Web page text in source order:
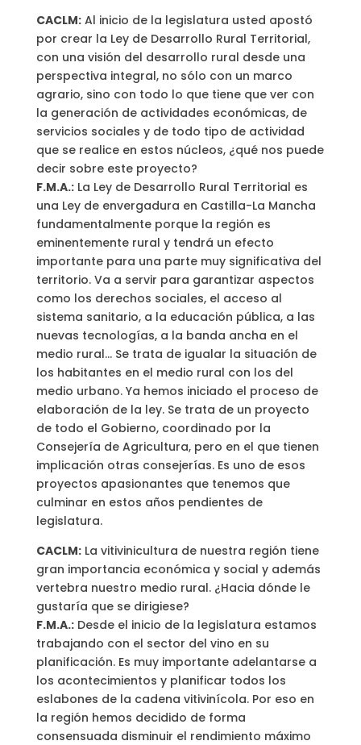
CACLM:Al inicio de la legislatura usted apostó
por crear la Ley de Desarrollo Rural Territorial,
con una visión del desarrollo rural desde una
perspectiva integral, no sólo con un marco
agrario, sino con todo lo que tiene que ver con
la generación de actividades económicas, de
servicios sociales y de todo tipo de actividad
que se realice en estos núcleos, ¿qué nos puede
decir sobre este proyecto?
F.M.A.:La Ley de Desarrollo Rural Territorial es
una Ley de envergadura en Castilla-La Mancha
fundamentalmente porque la región es
eminentemente rural y tendrá un efecto
importante para una parte muy significativa del
territorio. Va a servir para garantizar aspectos
como los derechos sociales, el acceso al
sistema sanitario, a la educación pública, a las
nuevas tecnologías, a la banda ancha en el
medio rural… Se trata de igualar la situación de
los habitantes en el medio rural con los del
medio urbano. Ya hemos iniciado el proceso de
elaboración de la ley. Se trata de un proyecto
de todo el Gobierno, coordinado por la
Consejería de Agricultura, pero en el que tienen
implicación otras consejerías. Es uno de esos
proyectos apasionantes que tenemos que
culminar en estos años pendientes de
legislatura.
CACLM:La vitivinicultura de nuestra región tiene
gran importancia económica y social y además
vertebra nuestro medio rural. ¿Hacia dónde le
gustaría que se dirigiese?
F.M.A.:Desde el inicio de la legislatura estamos
trabajando con el sector del vino en su
planificación. Es muy importante adelantarse a
los acontecimientos y planificar todos los
eslabones de la cadena vitivinícola. Por eso en
la región hemos decidido de forma
consensuada disminuir el rendimiento máximo